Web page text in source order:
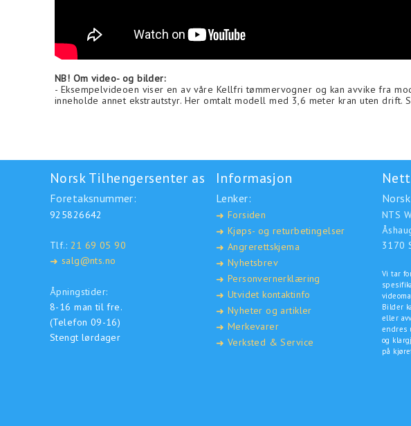
NB! Om video- og bilder:
- Eksempelvideoen viser en av våre Kellfri tømmervogner og kan avvike fra
inneholde annet ekstrautstyr. Her omtalt modell med 3,6 meter kran uten
Norsk Tilhengersenter as
Foretaksnummer:
925826642
Tlf.: 21 69 05 90
➜ salg@nts.no
Åpningstider:
8-16 man til fre.
(Telefon 09-16)
Stengt lørdager
Informasjon
Lenker:
➜ Forsiden
➜ Kjøps- og returbetingelser
➜ Angrerettskjema
➜ Nyhetsbrev
➜ Personvernerklæring
➜ Utvidet kontaktinfo
➜ Nyheter og artikler
➜ Merkevarer
➜ Verksted & Service
NTS
3170
Vi tar
Bilder
eller
endres
og
på